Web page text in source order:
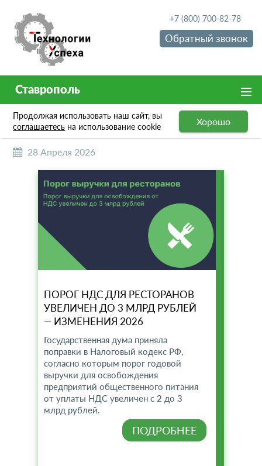
+7 (800) 700-82-78
Обратный звонок
Ставрополь
Продолжая использовать наш сайт, вы
соглашаетесь на использование cookie Хорошо
НОВОСТИ
28 Апреля 2026
ПОРОГ НДС ДЛЯ РЕСТОРАНОВ
УВЕЛИЧЕН ДО 3 МЛРД РУБЛЕЙ
— ИЗМЕНЕНИЯ 2026
Государственная дума приняла
поправки в Налоговый кодекс РФ,
согласно которым порог годовой
выручки для освобождения
предприятий общественного питания
от уплаты НДС увеличен с 2 до 3
млрд рублей.
ПОДРОБНЕЕ